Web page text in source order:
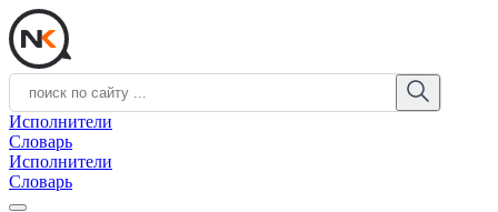
Исполнители
Словарь
Исполнители
Словарь